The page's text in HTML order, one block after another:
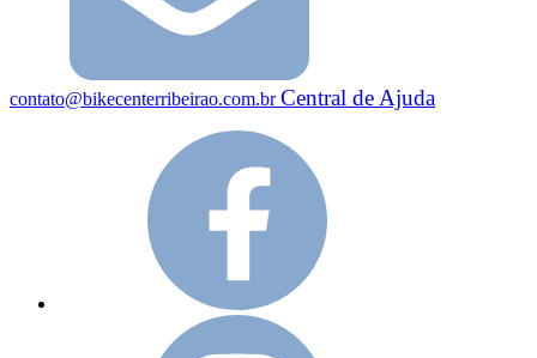
contato@bikecenterribeirao.com.brCentral de Ajuda